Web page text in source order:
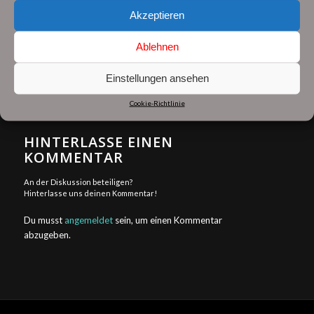
Akzeptieren
Ablehnen
Einstellungen ansehen
Cookie-Richtlinie
0
HINTERLASSE EINEN
KOMMENTAR
An der Diskussion beteiligen?
Hinterlasse uns deinen Kommentar!
Du musst angemeldetsein, um einen Kommentar
abzugeben.